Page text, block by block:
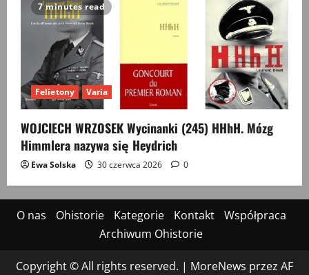
7 minutes read
Felietony Varia
WOJCIECH WRZOSEK Wycinanki (245) HHhH. Mózg
Himmlera nazywa się Heydrich
Ewa Solska 30 czerwca 2026 0
O nas Ohistorie Kategorie Kontakt
Współpraca
Archiwum Ohistorie
Copyright © All rights reserved. | MoreNews przez AF